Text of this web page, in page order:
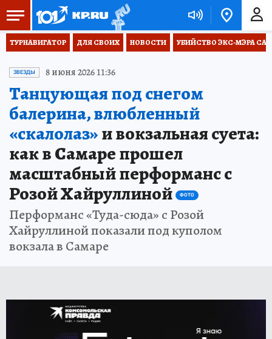
ТУРНАВИГАТОР ДЛЯ СВОИХ НОВОСТИ УБИЙСТВО ЭКС-МЭРА
ЗВЕЗДЫ 8 июня 2026 11:36
Танцующая под снегом
балерина, влюбленный
«скалолаз»и вокзальная суета:
как в Самаре прошел
масштабный перформанс с
Розой Хайруллиной
ФОТО
Перформанс «Туда-сюда» с Розой
Хайруллиной показали под куполом
вокзала в Самаре